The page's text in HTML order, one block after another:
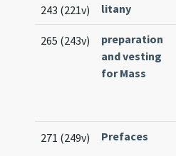
243 (221v) litany
265 (243v)
preparation
and vesting
for Mass
271 (249v) Prefaces